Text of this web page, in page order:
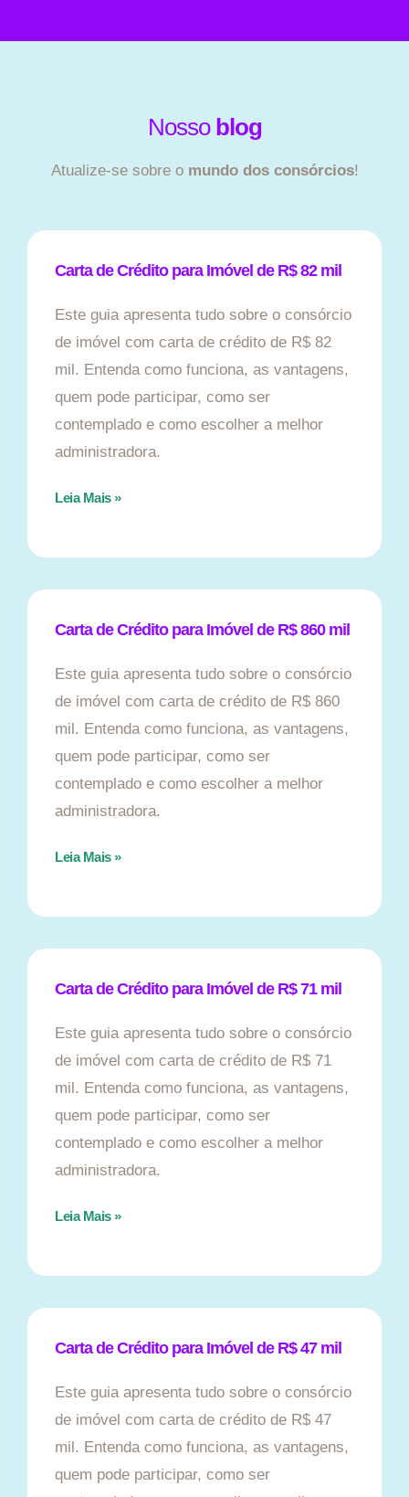
Nosso blog
Atualize-se sobre o mundo dos consórcios!
Carta de Crédito para Imóvel de R$ 82 mil
Este guia apresenta tudo sobre o consórcio
de imóvel com carta de crédito de R$ 82
mil. Entenda como funciona, as vantagens,
quem pode participar, como ser
contemplado e como escolher a melhor
administradora.
Leia Mais »
Carta de Crédito para Imóvel de R$ 860 mil
Este guia apresenta tudo sobre o consórcio
de imóvel com carta de crédito de R$ 860
mil. Entenda como funciona, as vantagens,
quem pode participar, como ser
contemplado e como escolher a melhor
administradora.
Leia Mais »
Carta de Crédito para Imóvel de R$ 71 mil
Este guia apresenta tudo sobre o consórcio
de imóvel com carta de crédito de R$ 71
mil. Entenda como funciona, as vantagens,
quem pode participar, como ser
contemplado e como escolher a melhor
administradora.
Leia Mais »
Carta de Crédito para Imóvel de R$ 47 mil
Este guia apresenta tudo sobre o consórcio
de imóvel com carta de crédito de R$ 47
mil. Entenda como funciona, as vantagens,
quem pode participar, como ser